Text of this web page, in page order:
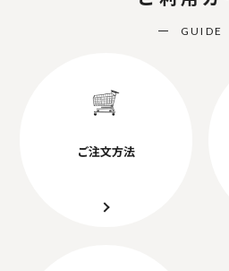
GUIDE
ご注文方法